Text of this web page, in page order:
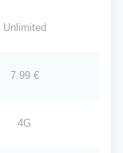
Unlimited
7.99 €
4G